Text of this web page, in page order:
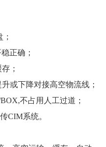
正确；
；
或下降对接高空物流线；
不占用人工过道；
CIM系统。